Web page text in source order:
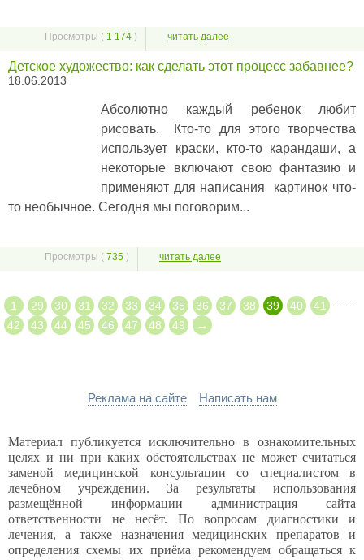
Просмотры ( 1 174 ) читать далее
Детское художество: как сделать этот процесс забавнее?
18.06.2013
Абсолютно каждый ребенок любит
рисовать. Кто-то для этого творчества
использует краски, кто-то карандаши, а
некоторые включают свою фантазию и
применяют для написания картинок что-
то необычное. Сегодня мы поговорим...
Просмотры ( 735 ) читать далее
1 29 30 31 32 33 34 35 36 37 38 39 40
41
42
43 44 45 46 47 48 49
→
Реклама на сайте Написать нам
Материал публикуется исключительно в ознакомительных
целях и ни при каких обстоятельствах не может считаться
заменой медицинской консультации со специалистом в
лечебном учреждении. За результаты использования
размещённой информации администрация сайта
ответственности не несёт. По вопросам диагностики и
лечения, а также назначения медицинских препаратов и
определения схемы их приёма рекомендуем обращаться к